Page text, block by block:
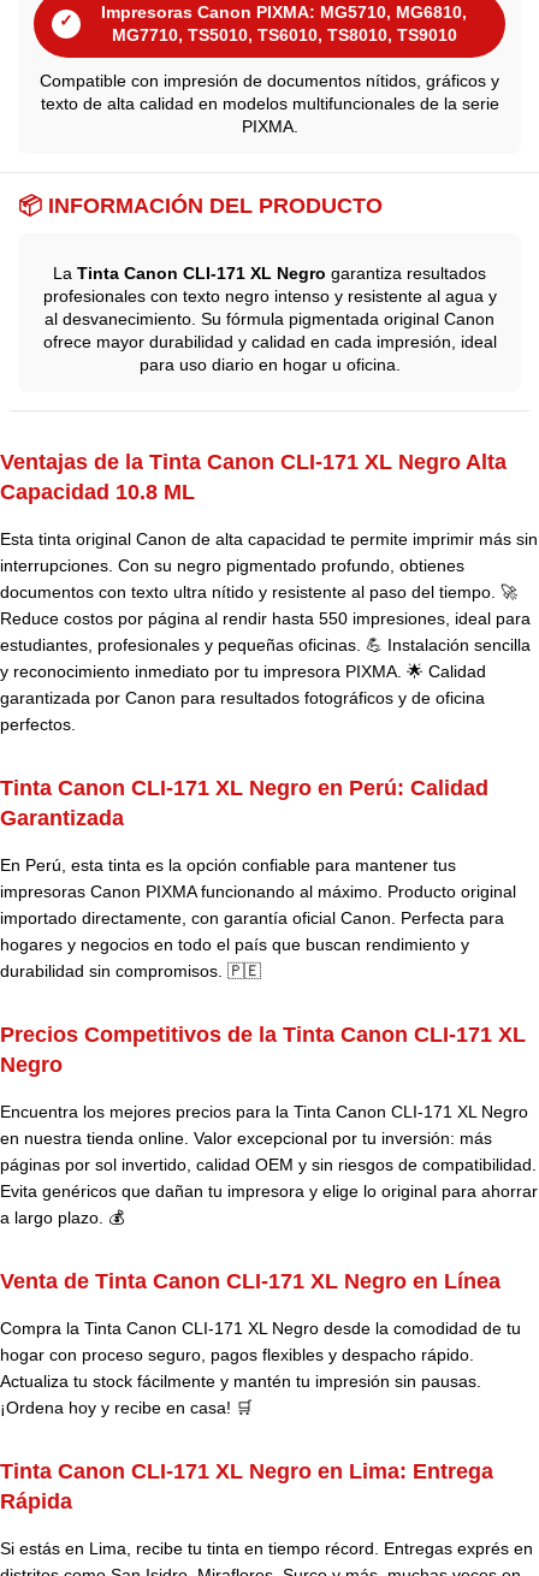
✓
Impresoras Canon PIXMA: MG5710, MG6810,
MG7710, TS5010, TS6010, TS8010, TS9010
Compatible con impresión de documentos nítidos, gráficos y
texto de alta calidad en modelos multifuncionales de la serie
PIXMA.
📦 INFORMACIÓN DEL PRODUCTO
La Tinta Canon CLI-171 XL Negro garantiza resultados
profesionales con texto negro intenso y resistente al agua y
al desvanecimiento. Su fórmula pigmentada original Canon
ofrece mayor durabilidad y calidad en cada impresión, ideal
para uso diario en hogar u oficina.
Ventajas de la Tinta Canon CLI-171 XL Negro Alta
Capacidad 10.8 ML
Esta tinta original Canon de alta capacidad te permite imprimir más sin
interrupciones. Con su negro pigmentado profundo, obtienes
documentos con texto ultra nítido y resistente al paso del tiempo. 🚀
Reduce costos por página al rendir hasta 550 impresiones, ideal para
estudiantes, profesionales y pequeñas oficinas. 💪 Instalación sencilla
y reconocimiento inmediato por tu impresora PIXMA. 🌟 Calidad
garantizada por Canon para resultados fotográficos y de oficina
perfectos.
Tinta Canon CLI-171 XL Negro en Perú: Calidad
Garantizada
En Perú, esta tinta es la opción confiable para mantener tus
impresoras Canon PIXMA funcionando al máximo. Producto original
importado directamente, con garantía oficial Canon. Perfecta para
hogares y negocios en todo el país que buscan rendimiento y
durabilidad sin compromisos. 🇵🇪
Precios Competitivos de la Tinta Canon CLI-171 XL
Negro
Encuentra los mejores precios para la Tinta Canon CLI-171 XL Negro
en nuestra tienda online. Valor excepcional por tu inversión: más
páginas por sol invertido, calidad OEM y sin riesgos de compatibilidad.
Evita genéricos que dañan tu impresora y elige lo original para ahorrar
a largo plazo. 💰
Venta de Tinta Canon CLI-171 XL Negro en Línea
Compra la Tinta Canon CLI-171 XL Negro desde la comodidad de tu
hogar con proceso seguro, pagos flexibles y despacho rápido.
Actualiza tu stock fácilmente y mantén tu impresión sin pausas.
¡Ordena hoy y recibe en casa! 🛒
Tinta Canon CLI-171 XL Negro en Lima: Entrega
Rápida
Si estás en Lima, recibe tu tinta en tiempo récord. Entregas exprés en